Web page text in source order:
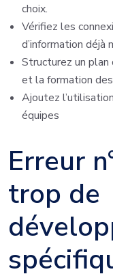
choix.
Vérifiez les
d’information déjà
Structurez un plan
et la formation
Ajoutez
équipes
Erreur
trop de